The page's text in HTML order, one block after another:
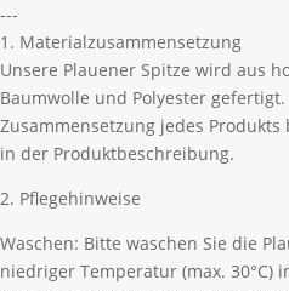
---
1. Materialzusammensetzung
Unsere Plauener Spitze wird aus
Baumwolle und Polyester
Zusammensetzung jedes
in der Produktbeschreibung.
2. Pflegehinweise
Waschen: Bitte waschen Sie die
niedriger Temperatur (max. 30°C)